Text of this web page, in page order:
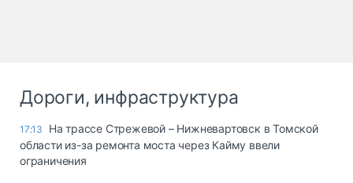
Дороги, инфраструктура
17:13
На трассе Стрежевой – Нижневартовск в Томской
области из-за ремонта моста через Кайму ввели
ограничения